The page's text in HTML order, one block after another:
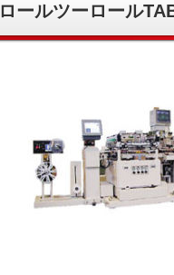
ロールツーロール